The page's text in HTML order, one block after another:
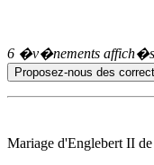
6 �v�nements
Mariage d'Englebert II